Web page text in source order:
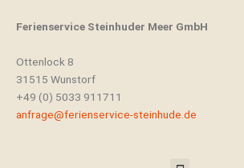
Ferienservice Steinhuder Meer GmbH
Ottenlock 8
31515 Wunstorf
+49 (0) 5033 911711
anfrage@ferienservice-steinhude.de